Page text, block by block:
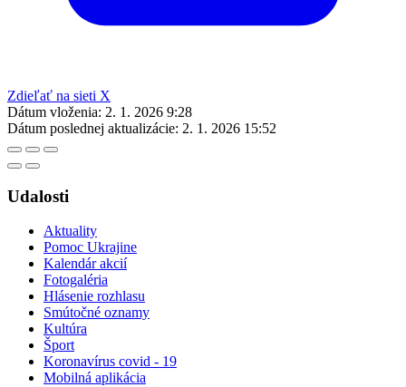
Zdieľať na sieti X
Dátum vloženia: 2. 1. 2026 9:28
Dátum poslednej aktualizácie: 2. 1. 2026 15:52
Udalosti
Aktuality
Pomoc Ukrajine
Kalendár akcií
Fotogaléria
Hlásenie rozhlasu
Smútočné oznamy
Kultúra
Šport
Koronavírus covid - 19
Mobilná aplikácia